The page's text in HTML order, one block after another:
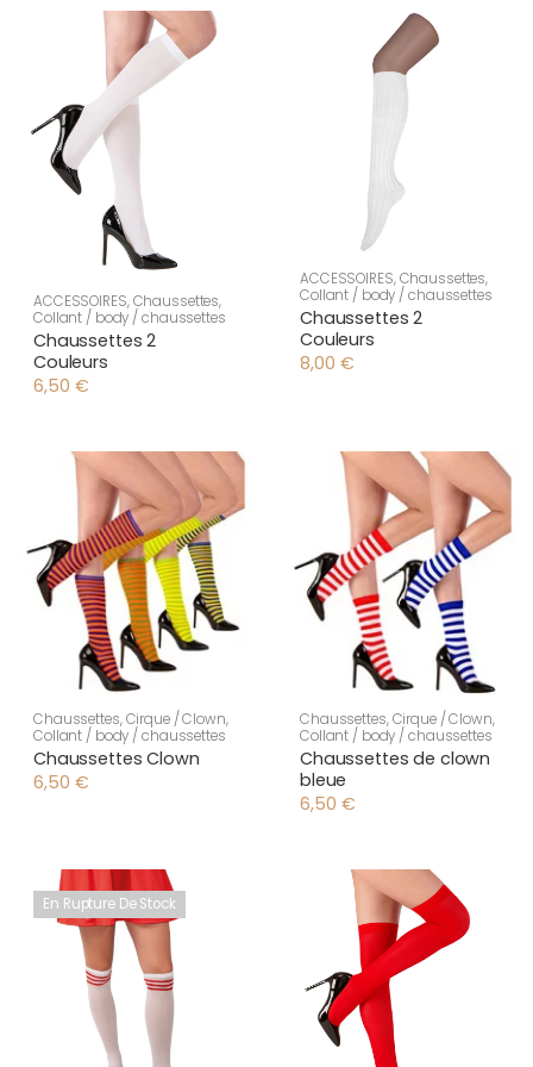
ACCESSOIRES,Chaussettes,
Collant / body / chaussettes
Chaussettes 2
Couleurs
6,50 €
ACCESSOIRES,Chaussettes,
Collant / body / chaussettes
Chaussettes 2
Couleurs
8,00 €
Chaussettes,Cirque / Clown,
Collant / body / chaussettes
Chaussettes Clown
6,50 €
Chaussettes,Cirque / Clown,
Collant / body / chaussettes
Chaussettes de clown
bleue
6,50 €
En Rupture De Stock